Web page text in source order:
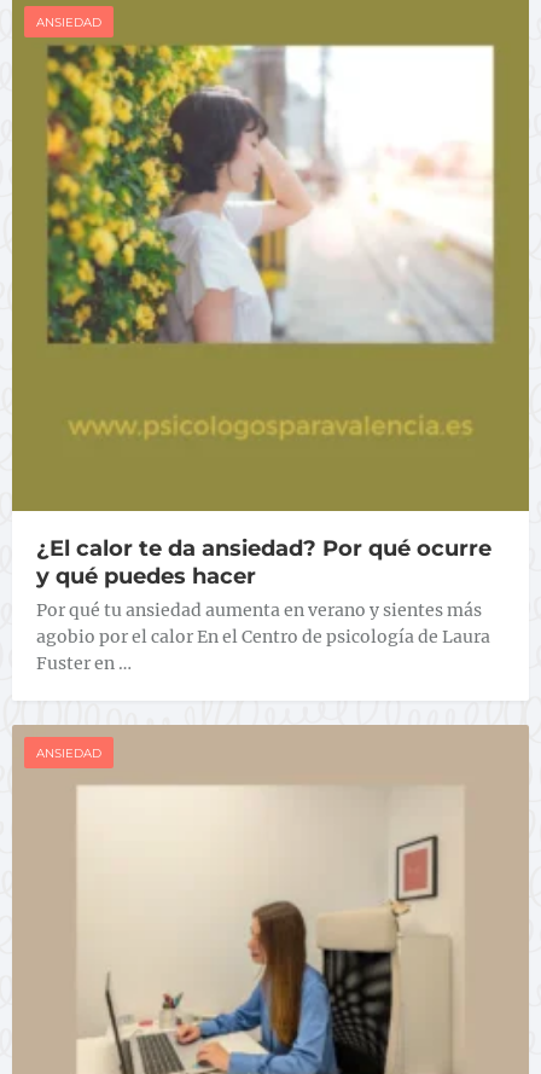
ANSIEDAD
¿El calor te da ansiedad? Por qué ocurre
y qué puedes hacer
Por qué tu ansiedad aumenta en verano y sientes más
agobio por el calor En el Centro de psicología de Laura
Fuster en …
ANSIEDAD